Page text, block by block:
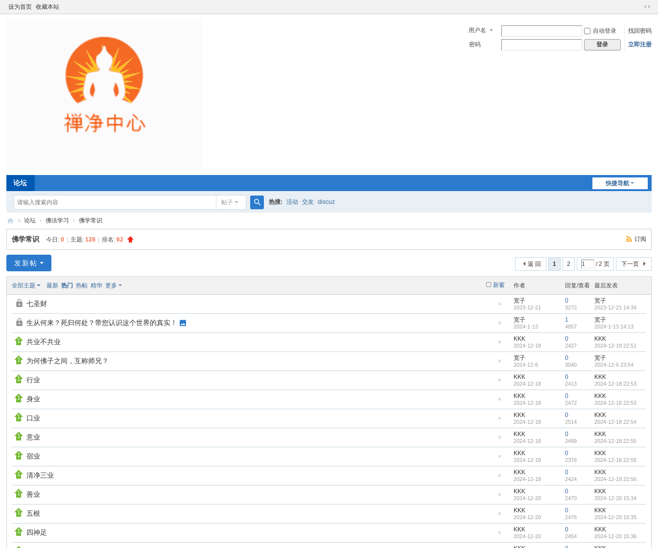
设为首页 收藏本站
切
到
窄
用户名 自动登录
找回密码
密码
登录 立即注册
快捷导航
论坛
帖子
索
热搜: 活动 交友 discuz
禅
净
中
心
» 论坛 › 佛法学习 › 佛学常识
订阅
佛学常识 今日:0 主题:128 排名:62
1 2 / 2 页 下一页
返 回
发新帖
新窗
全部主题 最新 热门 热帖 精华 更多 作者 回复/查看 最后发表
藏
置
帖
七圣财 宽子
2023-12-21
0
3272
宽子
2023-12-21 14:34
藏
置
帖
生从何来？死归何处？带您认识这个世界的真实！ 宽子
2024-1-13
1
4857
宽子
2024-1-13 14:13
藏
置
帖
共业不共业 KKK
2024-12-18
0
2427
KKK
2024-12-18 22:51
藏
置
帖
为何佛子之间，互称师兄？ 宽子
2024-12-6
0
3040
宽子
2024-12-6 23:54
藏
置
帖
行业 KKK
2024-12-18
0
2413
KKK
2024-12-18 22:53
藏
置
帖
身业 KKK
2024-12-18
0
2472
KKK
2024-12-18 22:53
藏
置
帖
口业 KKK
2024-12-18
0
2514
KKK
2024-12-18 22:54
藏
置
帖
意业 KKK
2024-12-18
0
2499
KKK
2024-12-18 22:55
藏
置
帖
宿业 KKK
2024-12-18
0
2376
KKK
2024-12-18 22:55
藏
置
帖
清净三业 KKK
2024-12-18
0
2424
KKK
2024-12-18 22:56
藏
置
帖
善业 KKK
2024-12-20
0
2470
KKK
2024-12-20 15:34
藏
置
帖
五根 KKK
2024-12-20
0
2476
KKK
2024-12-20 15:35
藏
四神足 KKK
2024-12-20
0
2454
KKK
2024-12-20 15:36